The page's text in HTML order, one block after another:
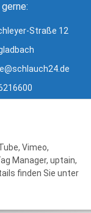
Straße 12
Uhr
Vimeo,
Manager, uptain,
finden Sie unter